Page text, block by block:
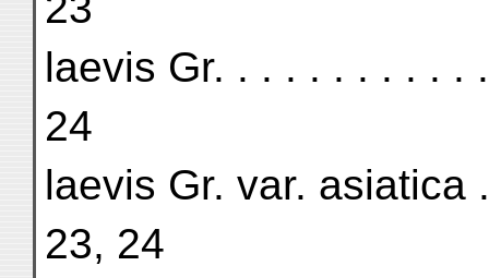
laevis Gr. . . . . . . . . . .
24
laevis Gr. var. asiatica
23, 24